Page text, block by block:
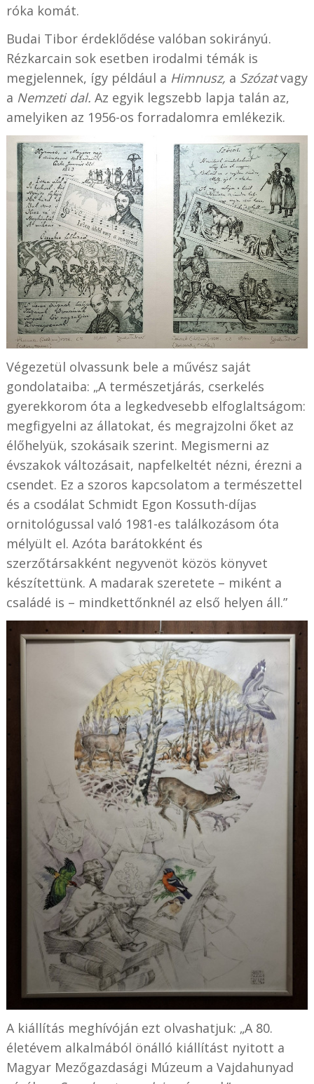
róka komát.
Budai Tibor érdeklődése valóban sokirányú.
Rézkarcain sok esetben irodalmi témák is
megjelennek, így például a Himnusz, a Szózatvagy
a Nemzeti dal. Az egyik legszebb lapja talán az,
amelyiken az 1956-os forradalomra emlékezik.
Végezetül olvassunk bele a művész saját
gondolataiba: „A természetjárás, cserkelés
gyerekkorom óta a legkedvesebb elfoglaltságom:
megfigyelni az állatokat, és megrajzolni őket az
élőhelyük, szokásaik szerint. Megismerni az
évszakok változásait, napfelkeltét nézni, érezni a
csendet. Ez a szoros kapcsolatom a természettel
és a csodálat Schmidt Egon Kossuth-díjas
ornitológussal való 1981-es találkozásom óta
mélyült el. Azóta barátokként és
szerzőtársakként negyvenöt közös könyvet
készítettünk. A madarak szeretete – miként a
családé is – mindkettőnknél az első helyen áll.”
A kiállítás meghívóján ezt olvashatjuk: „A 80.
életévem alkalmából önálló kiállítást nyitott a
Magyar Mezőgazdasági Múzeum a Vajdahunyad